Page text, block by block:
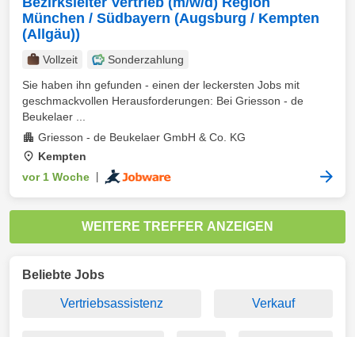
München / Südbayern (Augsburg / Kempten
(Allgäu))
Vollzeit
Sonderzahlung
Sie haben ihn gefunden - einen der leckersten Jobs mit
geschmackvollen Herausforderungen: Bei Griesson - de
Beukelaer ...
Griesson - de Beukelaer GmbH & Co. KG
Kempten
vor 1 Woche
WEITERE TREFFER ANZEIGEN
Beliebte Jobs
Vertriebsassistenz Verkauf